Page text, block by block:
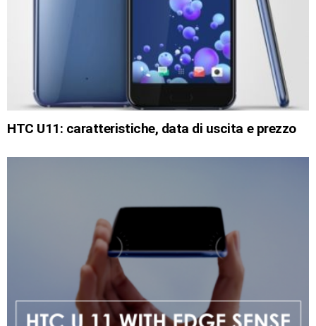
HTC U11: caratteristiche, data di uscita e prezzo